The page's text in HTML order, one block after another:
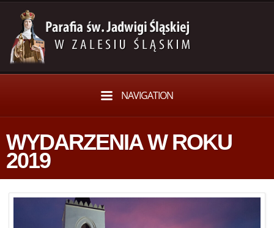
NAVIGATION
WYDARZENIA W ROKU
2019